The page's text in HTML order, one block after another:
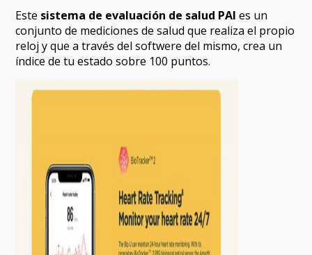
Este sistema de evaluación de salud PAI es un
conjunto de mediciones de salud que realiza el propio
reloj y que a través del softwere del mismo, crea un
índice de tu estado sobre 100 puntos.